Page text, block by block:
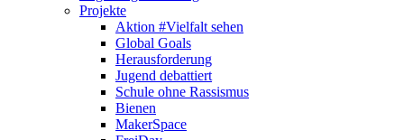
Projekte
Aktion #Vielfalt sehen
Global Goals
Herausforderung
Jugend debattiert
Schule ohne Rassismus
Bienen
MakerSpace